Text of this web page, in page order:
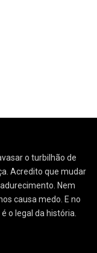
o turbilhão de
Acredito que mudar
Nem
causa medo. E no
o legal da história.